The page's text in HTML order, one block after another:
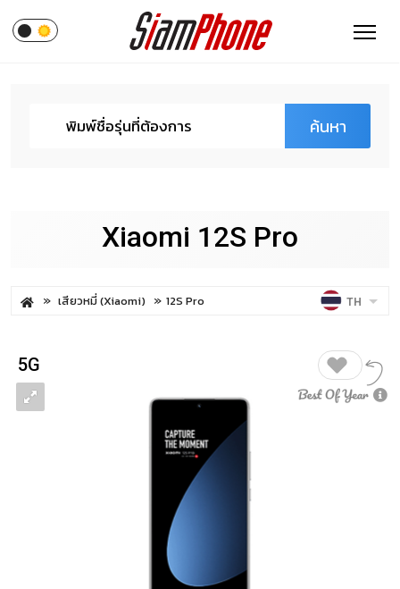
ค้นหา
Xiaomi 12S Pro
เสียวหมี่ (Xiaomi) 12S Pro TH
5G